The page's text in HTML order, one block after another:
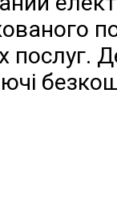
послуг.